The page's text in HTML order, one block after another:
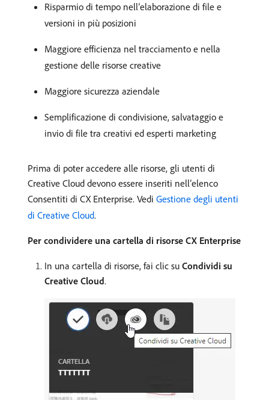
Risparmio di tempo nell’elaborazione di file e
versioni in più posizioni
Maggiore efficienza nel tracciamento e nella
gestione delle risorse creative
Maggiore sicurezza aziendale
Semplificazione di condivisione, salvataggio e
invio di file tra creativi ed esperti marketing
Prima di poter accedere alle risorse, gli utenti di
Creative Cloud devono essere inseriti nell’elenco
Consentiti di CX Enterprise. Vedi Gestione degli utenti
di Creative Cloud.
Per condividere una cartella di risorse CX Enterprise
In una cartella di risorse, fai clic su Condividi su
Creative Cloud.